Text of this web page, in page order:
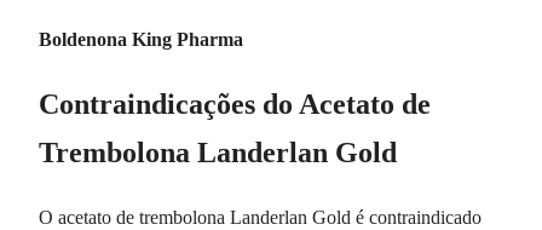
Boldenona King Pharma
Contraindicações do Acetato de
Trembolona Landerlan Gold
O acetato de trembolona Landerlan Gold é contraindicado